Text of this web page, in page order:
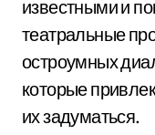
известными и
театральные
остроумных
которые
их задуматься.